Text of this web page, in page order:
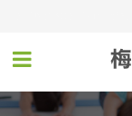
主要商品: 組合式防滑、人工
浴室防